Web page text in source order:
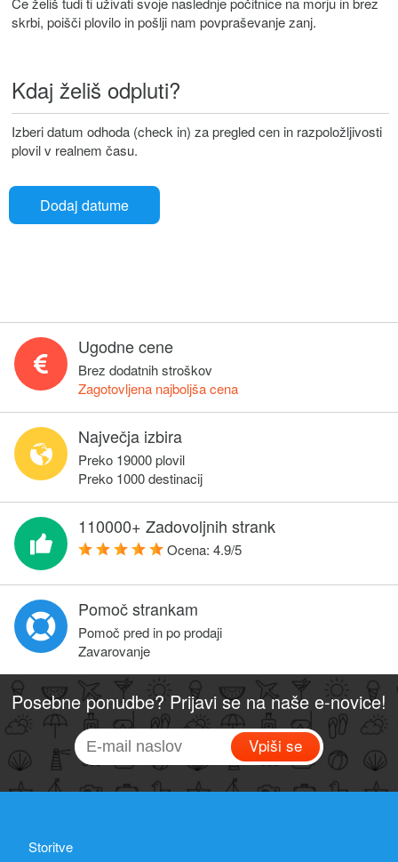
skrbi, poišči plovilo in pošlji nam povpraševanje zanj.
Kdaj želiš odpluti?
Izberi datum odhoda (check in) za pregled cen in razpoložljivosti
plovil v realnem času.
Dodaj datume
Ugodne cene
Brez dodatnih stroškov
Zagotovljena najboljša cena
Največja izbira
Preko 19000 plovil
Preko 1000 destinacij
110000+ Zadovoljnih strank
Ocena: 4.9/5
Pomoč strankam
Pomoč pred in po prodaji
Zavarovanje
Posebne ponudbe? Prijavi se na naše e-novice!
Vpiši se
Storitve